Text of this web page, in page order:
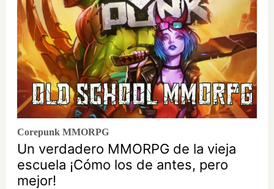
Corepunk MMORPG
Un verdadero MMORPG de la vieja
escuela ¡Cómo los de antes, pero
mejor!